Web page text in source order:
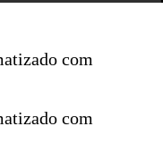
com
com